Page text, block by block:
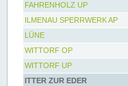
FAHRENHOLZ UP
ILMENAU SPERRWERK AP
LÜNE
WITTORF OP
WITTORF UP
ITTER ZUR EDER